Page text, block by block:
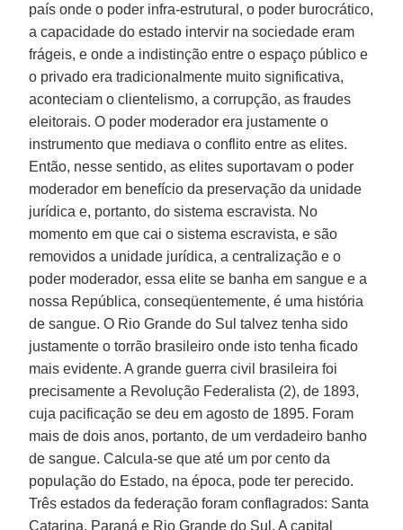
país onde o poder infra-estrutural, o poder burocrático,
a capacidade do estado intervir na sociedade eram
frágeis, e onde a indistinção entre o espaço público e
o privado era tradicionalmente muito significativa,
aconteciam o clientelismo, a corrupção, as fraudes
eleitorais. O poder moderador era justamente o
instrumento que mediava o conflito entre as elites.
Então, nesse sentido, as elites suportavam o poder
moderador em benefício da preservação da unidade
jurídica e, portanto, do sistema escravista. No
momento em que cai o sistema escravista, e são
removidos a unidade jurídica, a centralização e o
poder moderador, essa elite se banha em sangue e a
nossa República, conseqüentemente, é uma história
de sangue. O Rio Grande do Sul talvez tenha sido
justamente o torrão brasileiro onde isto tenha ficado
mais evidente. A grande guerra civil brasileira foi
precisamente a Revolução Federalista (2), de 1893,
cuja pacificação se deu em agosto de 1895. Foram
mais de dois anos, portanto, de um verdadeiro banho
de sangue. Calcula-se que até um por cento da
população do Estado, na época, pode ter perecido.
Três estados da federação foram conflagrados: Santa
Catarina, Paraná e Rio Grande do Sul. A capital